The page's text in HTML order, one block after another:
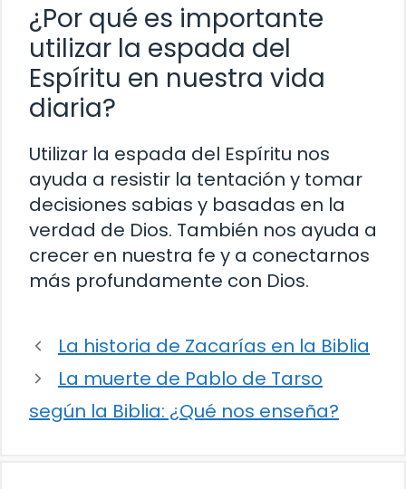
¿Por qué es importante
utilizar la espada del
Espíritu en nuestra vida
diaria?
Utilizar la espada del Espíritu nos
ayuda a resistir la tentación y tomar
decisiones sabias y basadas en la
verdad de Dios. También nos ayuda a
crecer en nuestra fe y a conectarnos
más profundamente con Dios.
La historia de Zacarías en la Biblia
La muerte de Pablo de Tarso
según la Biblia: ¿Qué nos enseña?